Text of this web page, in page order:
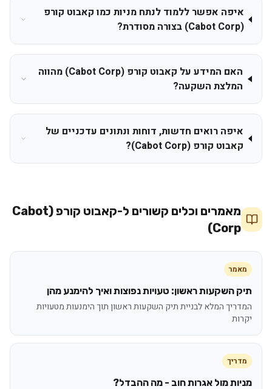
איפה אפשר ללמוד לנתח מניות כמו קאבוט קורפ
(Cabot Corp) בצורה מסודרת?
האם המידע על קאבוט קורפ (Cabot Corp) מהווה
המלצת השקעה?
איפה רואים חדשות, דוחות ונתונים עדכניים של
קאבוט קורפ (Cabot Corp)?
מאמרים וכלים קשורים ל-
קאבוט קורפ (Cabot
Corp)
מאמר
תיק השקעות ראשון: טעויות נפוצות ואיך להימנע מהן
המדריך המלא לבניית תיק השקעות ראשון תוך הימנעות מטעויות
יקרות
מדריך
מניות מול אגרות חוב - מה ההבדל?